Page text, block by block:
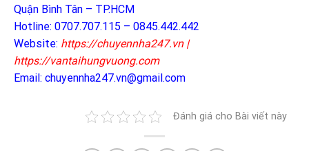
Quận Bình Tân – TP.HCM
Hotline: 0707.707.115 – 0845.442.442
Website: https://chuyennha247.vn|
https://vantaihungvuong.com
Email: chuyennha247.vn@gmail.com
Đánh giá cho Bài viết này